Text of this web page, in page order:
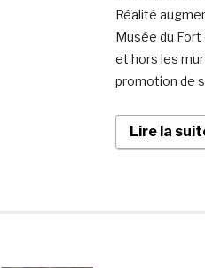
Réalité
Musée du Fort
et hors les
promotion de
Lire la